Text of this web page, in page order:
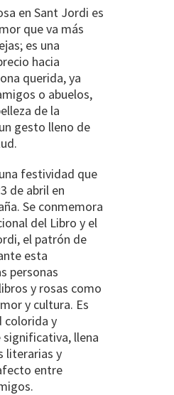
en Sant Jordi es
que va más
es una
hacia
querida, ya
o abuelos,
de la
gesto lleno de
festividad que
de abril en
Se conmemora
del Libro y el
el patrón de
esta
personas
y rosas como
y cultura. Es
colorida y
llena
literarias y
entre